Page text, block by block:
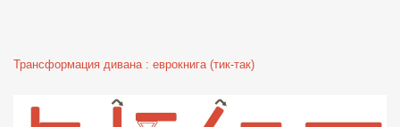
Трансформация дивана : еврокнига (тик-так)